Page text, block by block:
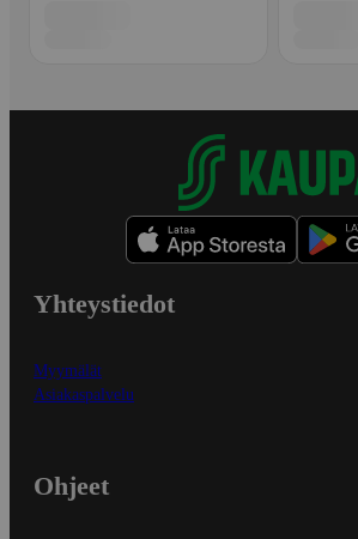
Yhteystiedot
Myymälät
Asiakaspalvelu
Ohjeet